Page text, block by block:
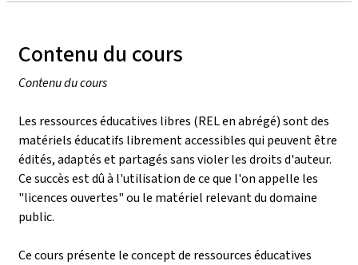
Contenu du cours
Contenu du cours
Les ressources éducatives libres (REL en abrégé) sont des
matériels éducatifs librement accessibles qui peuvent être
édités, adaptés et partagés sans violer les droits d'auteur.
Ce succès est dû à l'utilisation de ce que l'on appelle les
"licences ouvertes" ou le matériel relevant du domaine
public.
Ce cours présente le concept de ressources éducatives